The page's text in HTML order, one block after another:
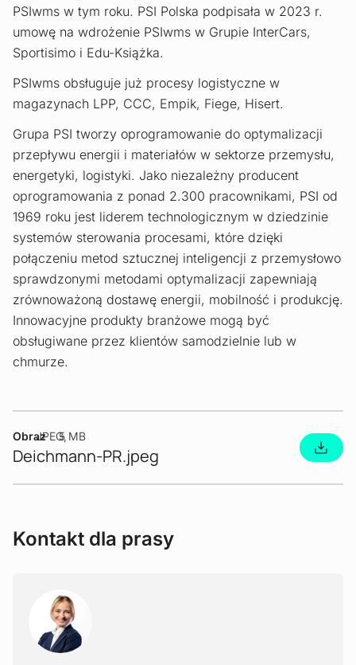
PSIwms w tym roku. PSI Polska podpisała w 2023 r.
umowę na wdrożenie PSIwms w Grupie InterCars,
Sportisimo i Edu-Książka.
PSIwms obsługuje już procesy logistyczne w
magazynach LPP, CCC, Empik, Fiege, Hisert.
Grupa PSI tworzy oprogramowanie do optymalizacji
przepływu energii i materiałów w sektorze przemysłu,
energetyki, logistyki. Jako niezależny producent
oprogramowania z ponad 2.300 pracownikami, PSI od
1969 roku jest liderem technologicznym w dziedzinie
systemów sterowania procesami, które dzięki
połączeniu metod sztucznej inteligencji z przemysłowo
sprawdzonymi metodami optymalizacji zapewniają
zrównoważoną dostawę energii, mobilność i produkcję.
Innowacyjne produkty branżowe mogą być
obsługiwane przez klientów samodzielnie lub w
chmurze.
ObrazJPEG5 MB
Deichmann-PR.jpeg
Kontakt dla prasy